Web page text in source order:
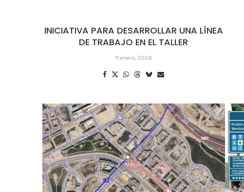
INICIATIVA PARA DESARROLLAR UNA LÍNEA
DE TRABAJO EN EL TALLER
11 enero, 2008